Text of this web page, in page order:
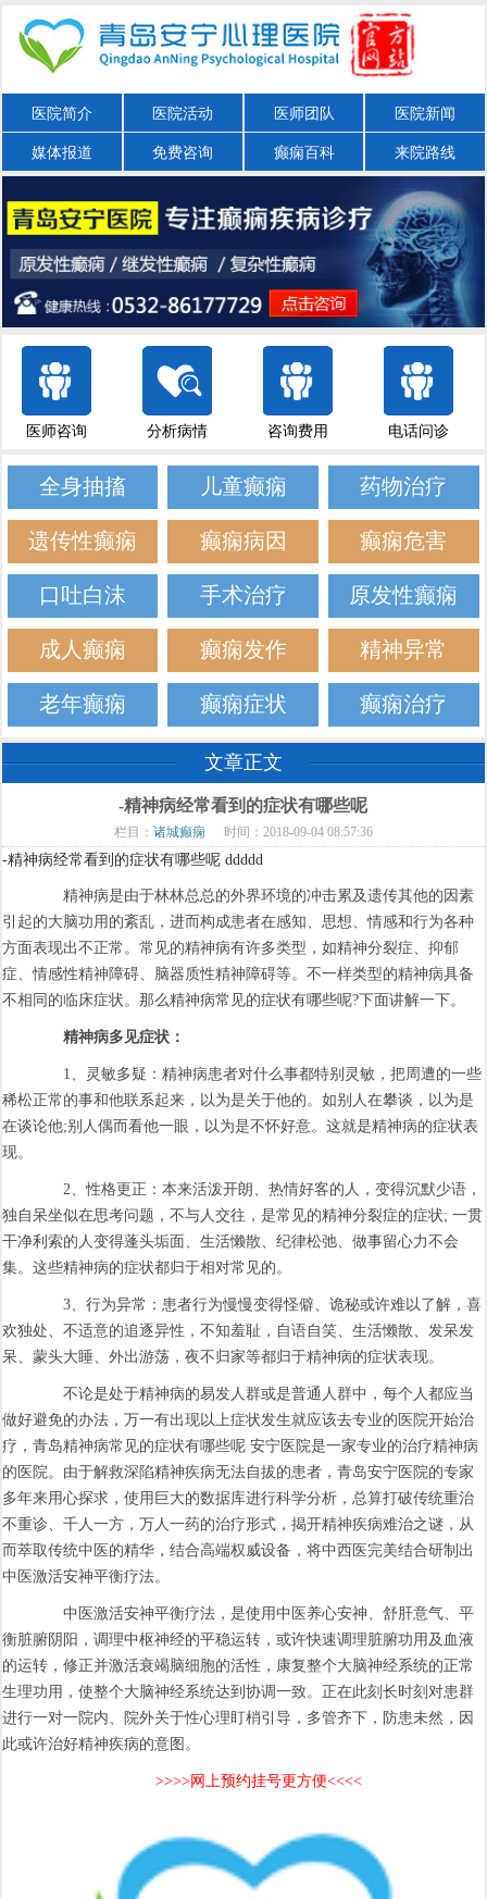
医院简介 医院活动 医师团队 医院新闻
媒体报道 免费咨询 癫痫百科 来院路线
医师咨询 分析病情 咨询费用 电话问诊
全身抽搐 儿童癫痫 药物治疗
遗传性癫痫 癫痫病因 癫痫危害
口吐白沫 手术治疗 原发性癫痫
成人癫痫 癫痫发作 精神异常
老年癫痫 癫痫症状 癫痫治疗
文章正文
-精神病经常看到的症状有哪些呢
栏目： 诸城癫痫 时间：2018-09-04 08:57:36
-精神病经常看到的症状有哪些呢 ddddd
精神病是由于林林总总的外界环境的冲击累及遗传其他的因素
引起的大脑功用的紊乱，进而构成患者在感知、思想、情感和行为各种
方面表现出不正常。常见的精神病有许多类型，如精神分裂症、抑郁
症、情感性精神障碍、脑器质性精神障碍等。不一样类型的精神病具备
不相同的临床症状。那么精神病常见的症状有哪些呢?下面讲解一下。
精神病多见症状：
1、灵敏多疑：精神病患者对什么事都特别灵敏，把周遭的一些
稀松正常的事和他联系起来，以为是关于他的。如别人在攀谈，以为是
在谈论他;别人偶而看他一眼，以为是不怀好意。这就是精神病的症状表
现。
2、性格更正：本来活泼开朗、热情好客的人，变得沉默少语，
独自呆坐似在思考问题，不与人交往，是常见的精神分裂症的症状; 一贯
干净利索的人变得蓬头垢面、生活懒散、纪律松弛、做事留心力不会
集。这些精神病的症状都归于相对常见的。
3、行为异常：患者行为慢慢变得怪僻、诡秘或许难以了解，喜
欢独处、不适意的追逐异性，不知羞耻，自语自笑、生活懒散、发呆发
呆、蒙头大睡、外出游荡，夜不归家等都归于精神病的症状表现。
不论是处于精神病的易发人群或是普通人群中，每个人都应当
做好避免的办法，万一有出现以上症状发生就应该去专业的医院开始治
疗，青岛精神病常见的症状有哪些呢 安宁医院是一家专业的治疗精神病
的医院。由于解救深陷精神疾病无法自拔的患者，青岛安宁医院的专家
多年来用心探求，使用巨大的数据库进行科学分析，总算打破传统重治
不重诊、千人一方，万人一药的治疗形式，揭开精神疾病难治之谜，从
而萃取传统中医的精华，结合高端权威设备，将中西医完美结合研制出
中医激活安神平衡疗法。
中医激活安神平衡疗法，是使用中医养心安神、舒肝意气、平
衡脏腑阴阳，调理中枢神经的平稳运转，或许快速调理脏腑功用及血液
的运转，修正并激活衰竭脑细胞的活性，康复整个大脑神经系统的正常
生理功用，使整个大脑神经系统达到协调一致。正在此刻长时刻对患群
进行一对一院内、院外关于性心理盯梢引导，多管齐下，防患未然，因
此或许治好精神疾病的意图。
>>>>网上预约挂号更方便<<<<